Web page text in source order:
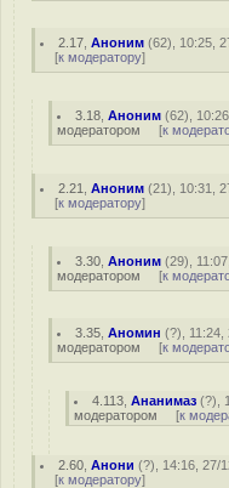
2.17 ,Аноним (62), 10:25,
[к модератору]
3.18 ,Аноним (62),
модератором [к
2.21 ,Аноним (21), 10:31,
[к модератору]
3.30 ,Аноним (29),
модератором [к
3.35 ,Аномин (?),
модератором [к
4.113 ,Ананимаз (?),
модератором [к
2.60 ,Анони (?), 14:16, 27/
[к модератору]